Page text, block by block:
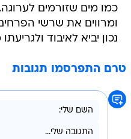
כמו מים שזורמים
ומרווים את שרשי
נכון יביא לאיבוד
טרם התפרסמו תגובות